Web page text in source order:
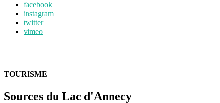
facebook
instagram
twitter
vimeo
TOURISME
Sources du Lac d'Annecy